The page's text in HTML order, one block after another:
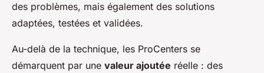
des problèmes, mais également des solutions
adaptées, testées et validées.
Au-delà de la technique, les ProCenters se
démarquent par une valeur ajoutée réelle : des